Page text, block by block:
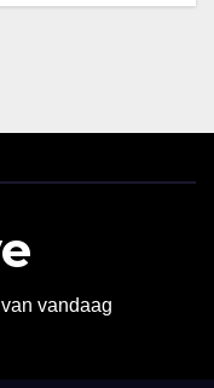
vandaag